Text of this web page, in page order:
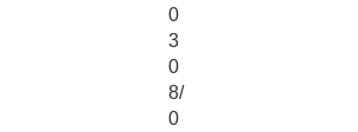
0
3
0
8/
0